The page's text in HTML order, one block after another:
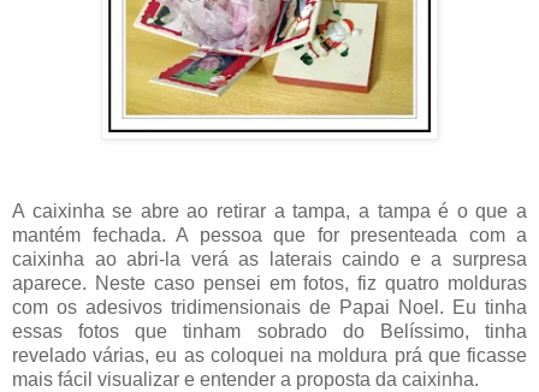
A caixinha se abre ao retirar a tampa, a tampa é o que a
mantém fechada. A pessoa que for presenteada com a
caixinha ao abri-la verá as laterais caindo e a surpresa
aparece. Neste caso pensei em fotos, fiz quatro molduras
com os adesivos tridimensionais de Papai Noel. Eu tinha
essas fotos que tinham sobrado do Belíssimo, tinha
revelado várias, eu as coloquei na moldura prá que ficasse
mais fácil visualizar e entender a proposta da caixinha.